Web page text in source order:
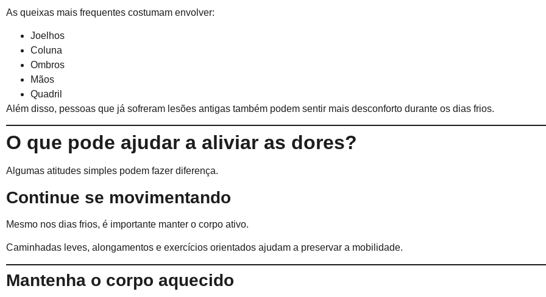
As queixas mais frequentes costumam envolver:
Joelhos
Coluna
Ombros
Mãos
Quadril
Além disso, pessoas que já sofreram lesões antigas também podem sentir mais desconforto durante os dias frios.
O que pode ajudar a aliviar as dores?
Algumas atitudes simples podem fazer diferença.
Continue se movimentando
Mesmo nos dias frios, é importante manter o corpo ativo.
Caminhadas leves, alongamentos e exercícios orientados ajudam a preservar a mobilidade.
Mantenha o corpo aquecido